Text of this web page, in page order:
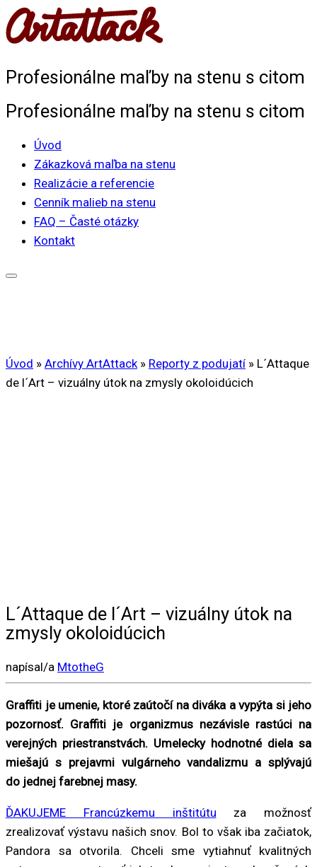
Skip
to
Profesionálne maľby na stenu s citom
Profesionálne maľby na stenu s citom
Úvod
Zákazková maľba na stenu
Realizácie a referencie
Cenník malieb na stenu
FAQ – Časté otázky
Kontakt
Úvod » Archívy ArtAttack » Reporty z podujatí » L´Attaque
de l´Art – vizuálny útok na zmysly okoloidúcich
L´Attaque de l´Art – vizuálny útok na
zmysly okoloidúcich
napísal/a MtotheG
Graffiti je umenie, ktoré zaútočí na diváka a vypýta si jeho
pozornosť. Graffiti je organizmus nezávisle rastúci na
verejných priestranstvách. Umelecky hodnotné diela sa
miešajú s prejavmi vulgárneho vandalizmu a splývajú
do jednej farebnej masy.
ĎAKUJEME Francúzkemu inštitútu za možnosť
zrealizovať výstavu našich snov. Bol to však iba začiatok,
Pandora sa otvorila. Chceli sme vytiahnuť kvalitných